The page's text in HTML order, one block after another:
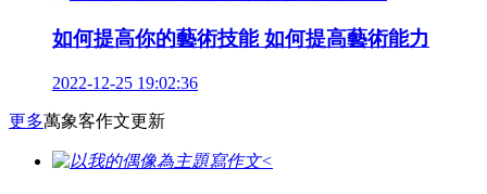
如何提高你的藝術技能 如何提高藝術能力
2022-12-25 19:02:36
更多萬象客作文更新
<